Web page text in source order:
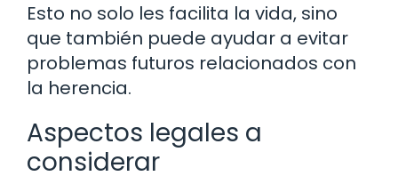
Esto no solo les facilita la vida, sino
que también puede ayudar a evitar
problemas futuros relacionados con
la herencia.
Aspectos legales a
considerar